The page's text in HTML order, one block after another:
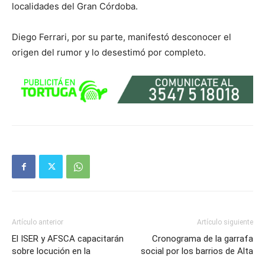
localidades del Gran Córdoba.
Diego Ferrari, por su parte, manifestó desconocer el
origen del rumor y lo desestimó por completo.
Artículo anterior
El ISER y AFSCA capacitarán
sobre locución en la
Artículo siguiente
Cronograma de la garrafa
social por los barrios de Alta